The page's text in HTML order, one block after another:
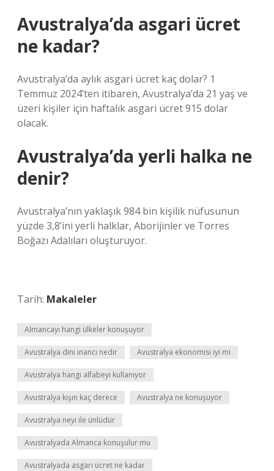
Avustralya’da asgari ücret
ne kadar?
Avustralya’da aylık asgari ücret kaç dolar? 1
Temmuz 2024’ten itibaren, Avustralya’da 21 yaş ve
üzeri kişiler için haftalık asgari ücret 915 dolar
olacak.
Avustralya’da yerli halka ne
denir?
Avustralya’nın yaklaşık 984 bin kişilik nüfusunun
yüzde 3,8’ini yerli halklar, Aborijinler ve Torres
Boğazı Adalıları oluşturuyor.
Tarih: Makaleler
Almancayı hangi ülkeler konuşuyor
Avustralya dini inancı nedir Avustralya ekonomisi iyi mi
Avustralya hangi alfabeyi kullanıyor
Avustralya kışın kaç derece Avustralya ne konuşuyor
Avustralya neyi ile ünlüdür
Avustralyada Almanca konuşulur mu
Avustralyada asgari ücret ne kadar